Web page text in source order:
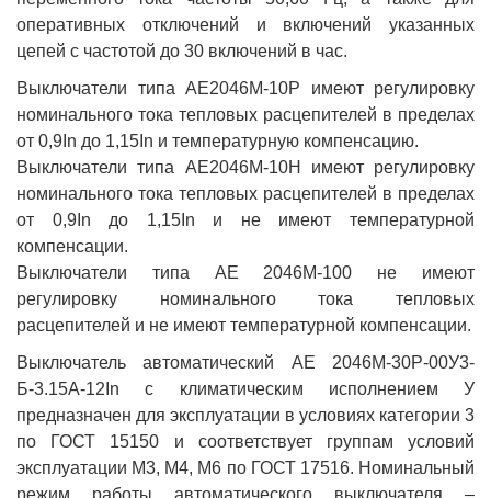
оперативных отключений и включений указанных
цепей с частотой до 30 включений в час.
Выключатели типа АЕ2046М-10Р имеют регулировку
номинального тока тепловых расцепителей в пределах
от 0,9In до 1,15In и температурную компенсацию.
Выключатели типа АЕ2046М-10Н имеют регулировку
номинального тока тепловых расцепителей в пределах
от 0,9In до 1,15In и не имеют температурной
компенсации.
Выключатели типа АЕ 2046М-100 не имеют
регулировку номинального тока тепловых
расцепителей и не имеют температурной компенсации.
Выключатель автоматический АЕ 2046М-30Р-00У3-
Б-3.15А-12In с климатическим исполнением У
предназначен для эксплуатации в условиях категории 3
по ГОСТ 15150 и соответствует группам условий
эксплуатации М3, М4, М6 по ГОСТ 17516. Номинальный
режим работы автоматического выключателя –